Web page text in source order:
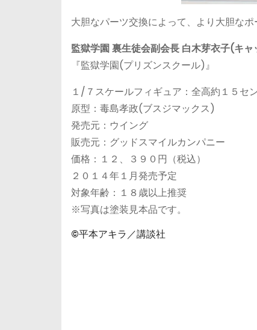
大胆なパーツ交換によって、より大胆なポ
監獄学園 裏生徒会副会長 白木芽衣子(キ
『監獄学園(プリズンスクール)』
１/７スケールフィギュア：全高約１５セ
原型：毒島孝政(ブスジマックス)
発売元：ウイング
販売元：グッドスマイルカンパニー
価格：１２、３９０円（税込）
２０１４年１月発売予定
対象年齢：１８歳以上推奨
※写真は塗装見本品です。
©平本アキラ／講談社